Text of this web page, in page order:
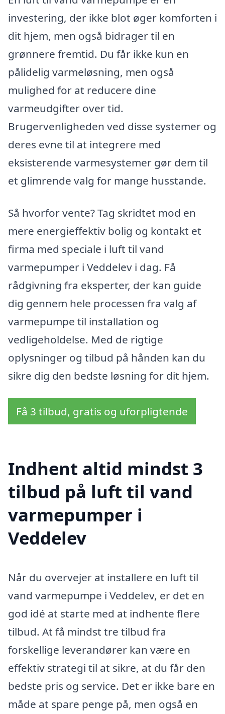
investering, der ikke blot øger komforten i
dit hjem, men også bidrager til en
grønnere fremtid. Du får ikke kun en
pålidelig varmeløsning, men også
mulighed for at reducere dine
varmeudgifter over tid.
Brugervenligheden ved disse systemer og
deres evne til at integrere med
eksisterende varmesystemer gør dem til
et glimrende valg for mange husstande.
Så hvorfor vente? Tag skridtet mod en
mere energieffektiv bolig og kontakt et
firma med speciale i luft til vand
varmepumper i Veddelev i dag. Få
rådgivning fra eksperter, der kan guide
dig gennem hele processen fra valg af
varmepumpe til installation og
vedligeholdelse. Med de rigtige
oplysninger og tilbud på hånden kan du
sikre dig den bedste løsning for dit hjem.
Få 3 tilbud, gratis og uforpligtende
Indhent altid mindst 3
tilbud på luft til vand
varmepumper i
Veddelev
Når du overvejer at installere en luft til
vand varmepumpe i Veddelev, er det en
god idé at starte med at indhente flere
tilbud. At få mindst tre tilbud fra
forskellige leverandører kan være en
effektiv strategi til at sikre, at du får den
bedste pris og service. Det er ikke bare en
måde at spare penge på, men også en